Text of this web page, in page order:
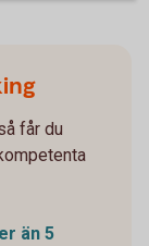
får du
än 5